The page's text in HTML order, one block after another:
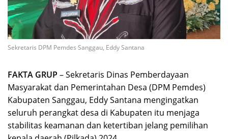
Sekretaris DPM Pemdes Sanggau, Eddy Santana
FAKTA GRUP – Sekretaris Dinas Pemberdayaan
Masyarakat dan Pemerintahan Desa (DPM Pemdes)
Kabupaten Sanggau, Eddy Santana mengingatkan
seluruh perangkat desa di Kabupaten itu menjaga
stabilitas keamanan dan ketertiban jelang pemilihan